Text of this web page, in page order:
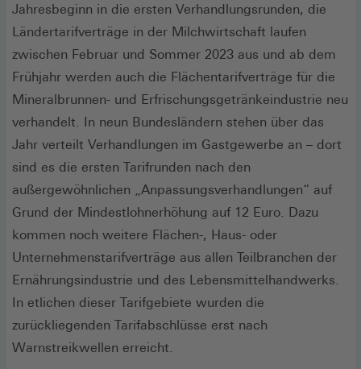
Jahresbeginn in die ersten Verhandlungsrunden, die
Ländertarifverträge in der Milchwirtschaft laufen
zwischen Februar und Sommer 2023 aus und ab dem
Frühjahr werden auch die Flächentarifverträge für die
Mineralbrunnen- und Erfrischungsgetränkeindustrie neu
verhandelt. In neun Bundesländern stehen über das
Jahr verteilt Verhandlungen im Gastgewerbe an – dort
sind es die ersten Tarifrunden nach den
außergewöhnlichen „Anpassungsverhandlungen“ auf
Grund der Mindestlohnerhöhung auf 12 Euro. Dazu
kommen noch weitere Flächen-, Haus- oder
Unternehmenstarifverträge aus allen Teilbranchen der
Ernährungsindustrie und des Lebensmittelhandwerks.
In etlichen dieser Tarifgebiete wurden die
zurückliegenden Tarifabschlüsse erst nach
Warnstreikwellen erreicht.